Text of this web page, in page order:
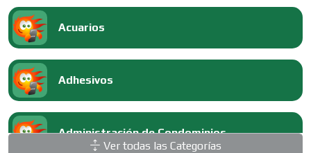
Acuarios
Adhesivos
Administración de Condominios
Ver todas las Categorías